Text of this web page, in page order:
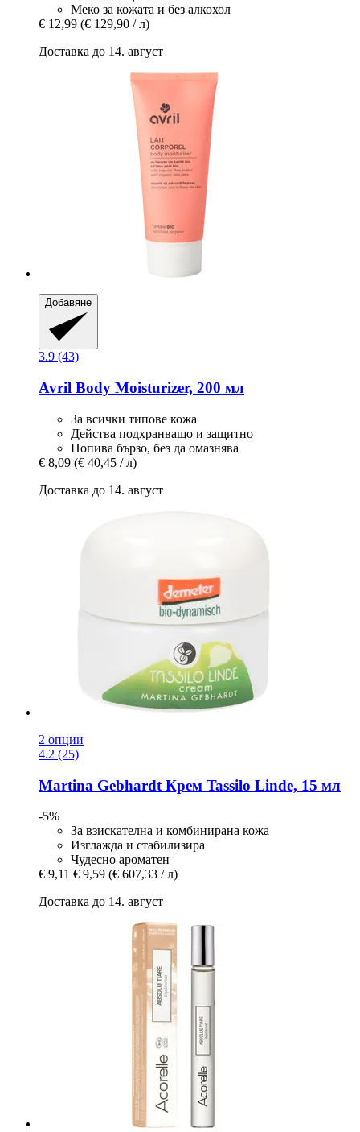
Меко за кожата и без алкохол
€ 12,99 (€ 129,90 / л)
Доставка до 14. август
Добавяне
3.9 (43)
Avril Body Moisturizer, 200 мл
За всички типове кожа
Действа подхранващо и защитно
Попива бързо, без да омазнява
€ 8,09 (€ 40,45 / л)
Доставка до 14. август
2 опции
4.2 (25)
Martina Gebhardt Крем Tassilo Linde, 15 мл
-5%
За взискателна и комбинирана кожа
Изглажда и стабилизира
Чудесно ароматен
€ 9,11 € 9,59 (€ 607,33 / л)
Доставка до 14. август